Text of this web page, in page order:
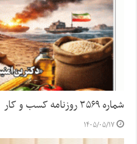
شماره ۳۵۶۹ روزنامه کسب و کار
۱۴۰۵/۰۵/۱۷